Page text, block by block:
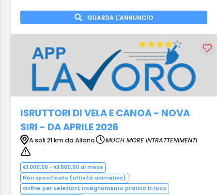
GUARDA L'ANNUNCIO
ISRUTTORI DI VELA E CANOA - NOVA
SIRI - DA APRILE 2026
A soli 21 km da Aliano MUCH MORE INTRATTENIMENTI
€1.000,00 - €1.500,00 al mese
Non specificato (attività animative)
Online per selezioni; Insegnamento pratico in loco